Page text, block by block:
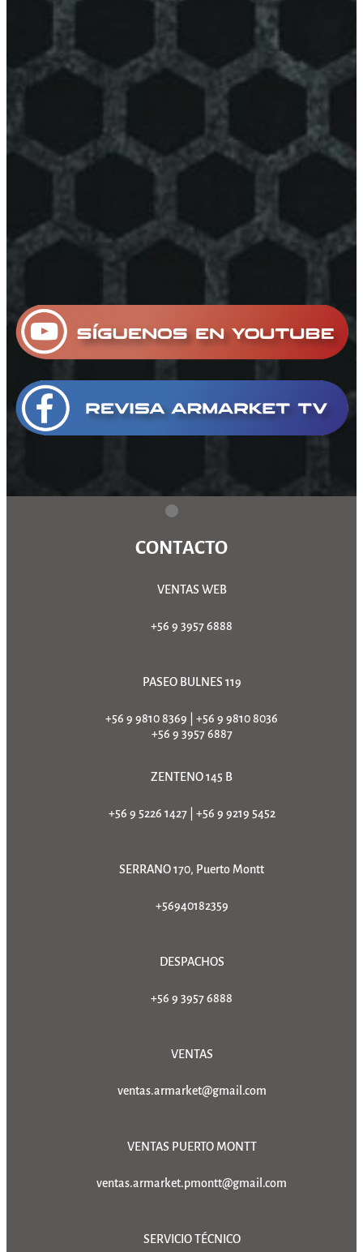
CONTACTO
VENTAS WEB
+56 9 3957 6888
PASEO BULNES 119
+56 9 9810 8369
+56 9 9810 8036
+56 9 3957 6887
ZENTENO 145 B
+56 9 5226 1427| +56 9 9219 5452
SERRANO 170, Puerto Montt
+56940182359
DESPACHOS
+56 9 3957 6888
VENTAS
ventas.armarket@gmail.com
VENTAS PUERTO MONTT
ventas.armarket.pmontt@gmail.com
SERVICIO TÉCNICO